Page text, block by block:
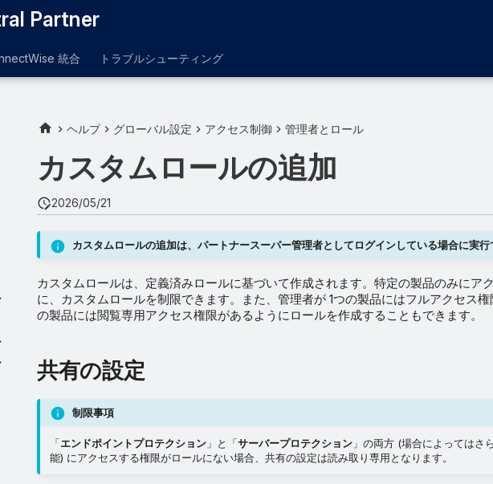
Partner
統合 トラブルシューティング
ヘルプ グローバル設定 アクセス制御 管理者とロール
カスタムロールの追加
2026/05/21
カスタムロールの追加は、パートナースーパー管理者としてログインしている場合に実行
カスタムロールは、定義済みロールに基づいて作成されます。特定の製品のみにア
に、カスタムロールを制限できます。また、管理者が 1つの製品にはフルアクセス権
の製品には閲覧専用アクセス権限があるようにロールを作成することもできます。
共有の設定
制限事項
「エンドポイントプロテクション 」と「サーバープロテクション 」の両方 (場合によってはさ
能) にアクセスする権限がロールにない場合、共有の設定は読み取り専用となります。